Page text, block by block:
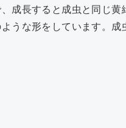
成長すると成虫と同じ
うな形をしています。成